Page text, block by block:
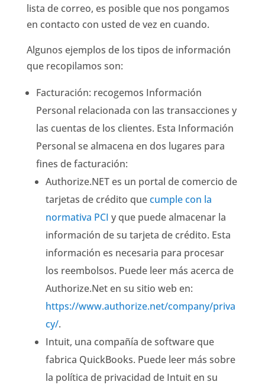
lista de correo, es posible que nos pongamos
en contacto con usted de vez en cuando.
Algunos ejemplos de los tipos de información
que recopilamos son:
Facturación: recogemos Información
Personal relacionada con las transacciones y
las cuentas de los clientes. Esta Información
Personal se almacena en dos lugares para
fines de facturación:
Authorize.NET es un portal de comercio de
tarjetas de crédito quecumple con la
normativa PCI y que puede almacenar la
información de su tarjeta de crédito. Esta
información es necesaria para procesar
los reembolsos. Puede leer más acerca de
Authorize.Net en su sitio web en:
https://www.authorize.net/company/priva
cy/.
Intuit, una compañía de software que
fabrica QuickBooks. Puede leer más sobre
la política de privacidad de Intuit en su